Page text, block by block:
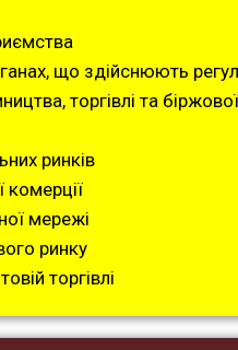
що здійснюють
торгівлі та біржової
ринків
комерції
мережі
ринку
торгівлі